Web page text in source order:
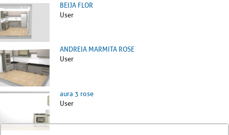
BEIJA FLOR
User
ANDREIA MARMITA ROSE
User
aura 3 rose
User